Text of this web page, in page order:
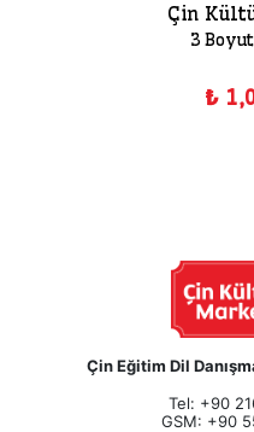
Çin
3
₺
Çin Eğitim Dil
Tel: +90
GSM: +90